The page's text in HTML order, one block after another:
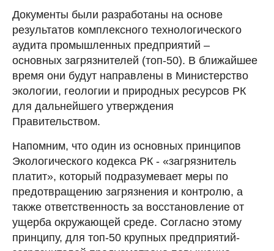
Документы были разработаны на основе
результатов комплексного технологического
аудита промышленных предприятий –
основных загрязнителей (топ-50). В ближайшее
время они будут направлены в Министерство
экологии, геологии и природных ресурсов РК
для дальнейшего утверждения
Правительством.
Напомним, что один из основных принципов
Экологического кодекса РК - «загрязнитель
платит», который подразумевает меры по
предотвращению загрязнения и контролю, а
также ответственность за восстановление от
ущерба окружающей среде. Согласно этому
принципу, для топ-50 крупных предприятий-